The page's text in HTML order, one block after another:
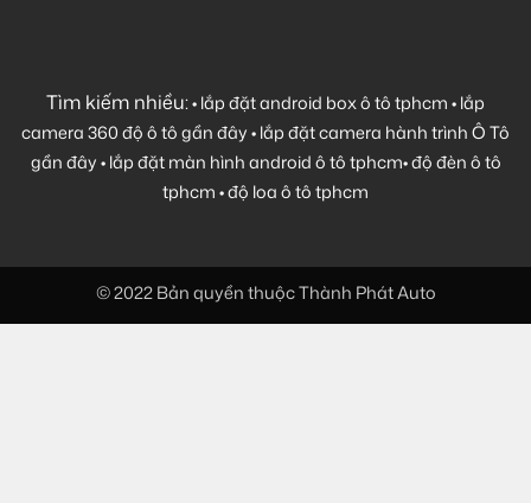
Tìm kiếm nhiều:•lắp đặt android box ô tô tphcm•lắp
camera 360 độ ô tô gần đây•lắp đặt camera hành trình Ô Tô
gần đây•lắp đặt màn hình android ô tô tphcm•độ đèn ô tô
tphcm•độ loa ô tô tphcm
© 2022 Bản quyền thuộc Thành Phát Auto